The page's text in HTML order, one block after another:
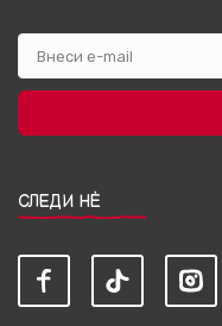
СЛЕДИ НЀ